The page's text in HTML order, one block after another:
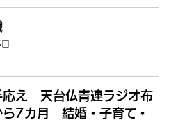
応え 天台仏青連ラジオ布
7カ月 結婚・子育て・